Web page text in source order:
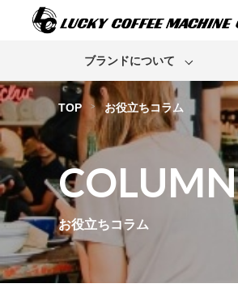
ブランドについて
Franke
TOP お役立ちコラム
COLUMN
お役立ちコラム